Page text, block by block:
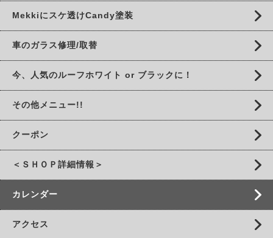
Mekkiにスケ透けCandy塗装
車のガラス修理/取替
今、人気のルーフホワイト or ブラックに！
その他メニュー!!
クーポン
＜ＳＨＯＰ詳細情報＞
カレンダー
アクセス